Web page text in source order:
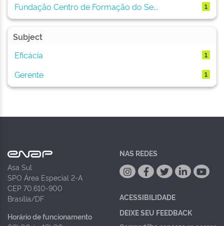
Fundação Centro de Formação do Se...
1
Subject
Eficácia
1
Gerente 1
Asa Sul
SPO Área Especial 2-A
CEP 70.610-900
Brasília/DF
Horário de funcionamento
NAS REDES
ACESSIBILIDADE
DEIXE SEU FEEDBACK